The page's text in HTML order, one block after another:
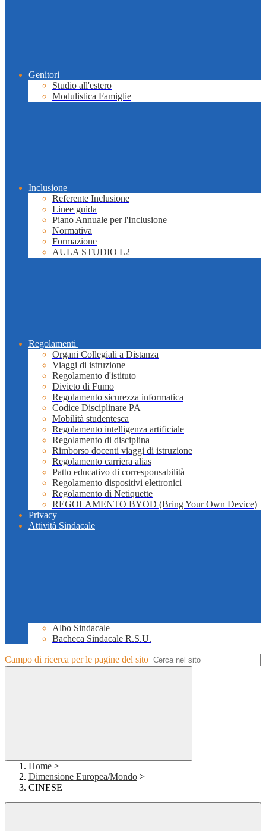
Genitori
Studio all'estero
Modulistica Famiglie
Inclusione
Referente Inclusione
Linee guida
Piano Annuale per l'Inclusione
Normativa
Formazione
AULA STUDIO L2
Regolamenti
Organi Collegiali a Distanza
Viaggi di istruzione
Regolamento d'istituto
Divieto di Fumo
Regolamento sicurezza informatica
Codice Disciplinare PA
Mobilità studentesca
Regolamento intelligenza artificiale
Regolamento di disciplina
Rimborso docenti viaggi di istruzione
Regolamento carriera alias
Patto educativo di corresponsabilità
Regolamento dispositivi elettronici
Regolamento di Netiquette
REGOLAMENTO BYOD (Bring Your Own Device)
Privacy
Attività Sindacale
Albo Sindacale
Bacheca Sindacale R.S.U.
Campo di ricerca per le pagine del sito
Home >
Dimensione Europea/Mondo >
CINESE